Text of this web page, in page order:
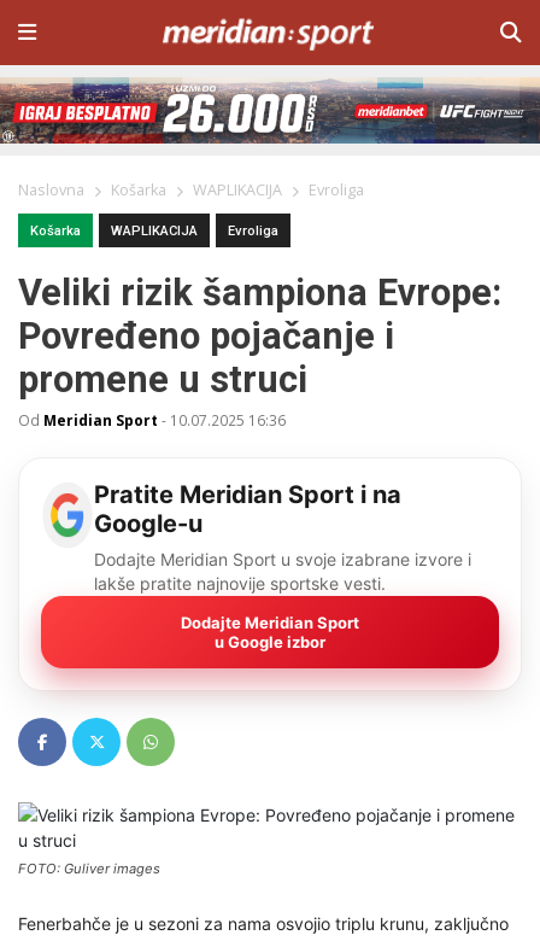
Naslovna Košarka WAPLIKACIJA Evroliga
Košarka WAPLIKACIJA Evroliga
Veliki rizik šampiona Evrope:
Povređeno pojačanje i
promene u struci
Od Meridian Sport - 10.07.2025 16:36
Pratite Meridian Sport i na
Google-u
Dodajte Meridian Sport u svoje izabrane izvore i
lakše pratite najnovije sportske vesti.
Dodajte Meridian Sport
u Google izbor
FOTO: Guliver images
Fenerbahče je u sezoni za nama osvojio triplu krunu, zaključno